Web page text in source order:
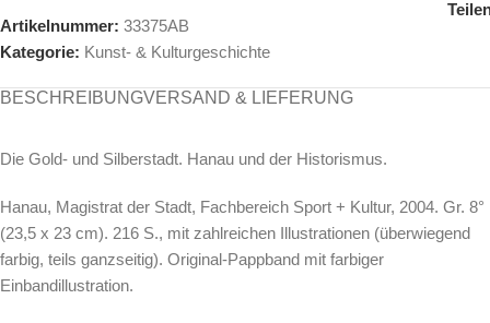
Artikelnummer: 33375AB
Kategorie: Kunst- & Kulturgeschichte
BESCHREIBUNGVERSAND & LIEFERUNG
Die Gold- und Silberstadt. Hanau und der Historismus.
Hanau, Magistrat der Stadt, Fachbereich Sport + Kultur, 2004. Gr. 8°
(23,5 x 23 cm). 216 S., mit zahlreichen Illustrationen (überwiegend
farbig, teils ganzseitig). Original-Pappband mit farbiger
Einbandillustration.